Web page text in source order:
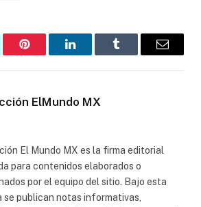
Pinterest LinkedInTumblr
Correo
ElMundo MX
El Mundo MX es la firma editorial
para contenidos elaborados o
por el equipo del sitio. Bajo esta
se publican notas informativas,